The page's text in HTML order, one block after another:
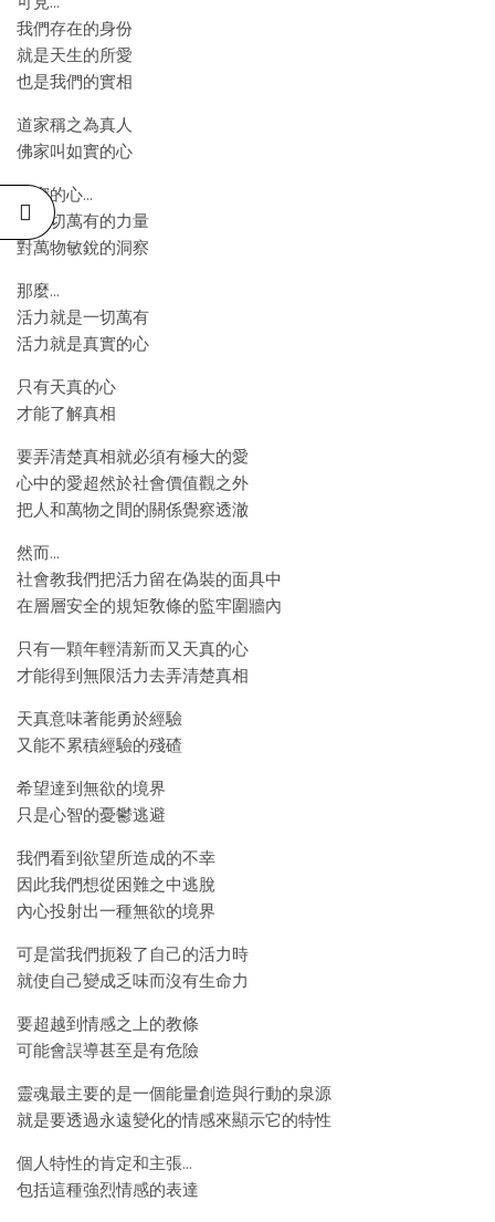
我們存在的身份
就是天生的所愛
也是我們的實相
道家稱之為真人
佛家叫如實的心
真實的心…
是一切萬有的力量
對萬物敏銳的洞察
那麼…
活力就是一切萬有
活力就是真實的心
只有天真的心
才能了解真相
要弄清楚真相就必須有極大的愛
心中的愛超然於社會價值觀之外
把人和萬物之間的關係覺察透澈
然而…
社會教我們把活力留在偽裝的面具中
在層層安全的規矩敎條的監牢圍牆內
只有一顆年輕清新而又天真的心
才能得到無限活力去弄清楚真相
天真意味著能勇於經驗
又能不累積經驗的殘碴
希望達到無欲的境界
只是心智的憂鬱逃避
我們看到欲望所造成的不幸
因此我們想從困難之中逃脫
內心投射出一種無欲的境界
可是當我們扼殺了自己的活力時
就使自己變成乏味而沒有生命力
要超越到情感之上的教條
可能會誤導甚至是有危險
靈魂最主要的是一個能量創造與行動的泉源
就是要透過永遠變化的情感來顯示它的特性
個人特性的肯定和主張…
包括這種強烈情感的表達